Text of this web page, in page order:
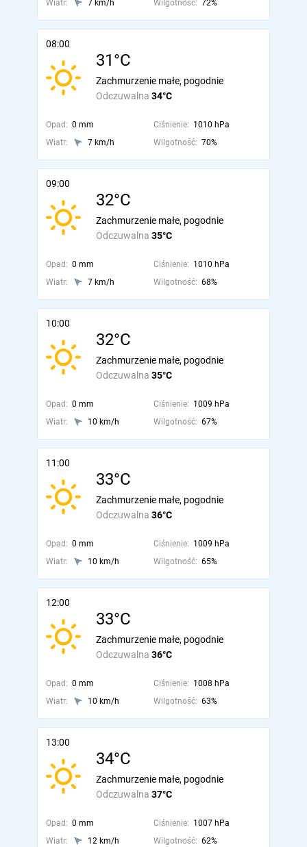
Wiatr: 7 km/h Wilgotność: 72%
08:00
31°C
Odczuwalna 34°C
Zachmurzenie małe, pogodnie
Opad: 0 mm Ciśnienie: 1010 hPa
Wiatr:
7 km/h Wilgotność: 70%
09:00
32°C
Odczuwalna 35°C
Zachmurzenie małe, pogodnie
Opad: 0 mm Ciśnienie: 1010 hPa
Wiatr:
7 km/h Wilgotność: 68%
10:00
32°C
Odczuwalna 35°C
Zachmurzenie małe, pogodnie
Opad: 0 mm Ciśnienie: 1009 hPa
Wiatr:
10 km/h Wilgotność: 67%
11:00
33°C
Odczuwalna 36°C
Zachmurzenie małe, pogodnie
Opad: 0 mm Ciśnienie: 1009 hPa
Wiatr:
10 km/h Wilgotność: 65%
12:00
33°C
Odczuwalna 36°C
Zachmurzenie małe, pogodnie
Opad: 0 mm Ciśnienie: 1008 hPa
Wiatr:
10 km/h Wilgotność: 63%
13:00
34°C
Odczuwalna 37°C
Zachmurzenie małe, pogodnie
Opad: 0 mm Ciśnienie: 1007 hPa
Wiatr:
12 km/h Wilgotność: 62%